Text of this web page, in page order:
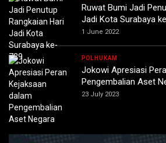
Ruwat Bumi Jadi
Jadi Kota Surabaya
1 June 2022
POLHUKAM
Jokowi Apresiasi
Pengembalian Aset
23 July 2023